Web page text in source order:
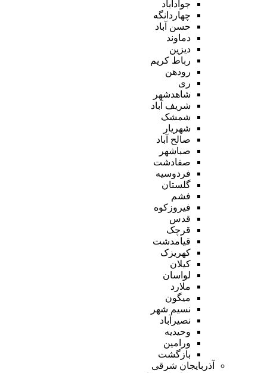
جوادآباد
چهاردانگه
حسن آباد
دماوند
دیزین
رباط کریم
رودهن
ری
شاهدشهر
شریف آباد
شمشک
شهریار
صالح آباد
صباشهر
صفادشت
فردوسیه
گلستان
فشم
فیروزکوه
قدس
قرچک
قیامدشت
کهریزک
کیلان
لواسان
ملارد
میگون
نسیم شهر
نصیرآباد
وحیدیه
ورامین
بازگشت
آذربایجان شرقی